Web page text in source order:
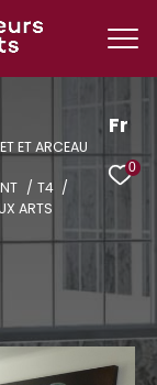
Fr
0
ET ARCEAU
T4
ARTS
à vos